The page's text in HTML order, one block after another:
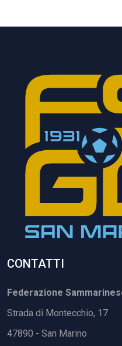
CONTATTI
Federazione
Strada di Montecchio, 17
47890 - San Marino